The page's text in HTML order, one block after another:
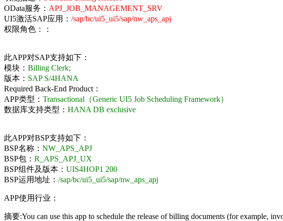
OData服务： APJ_JOB_MANAGEMENT_SRV
UI5激活SAP应用： /sap/bc/ui5_ui5/sap/nw_aps_apj
权限角色：：
此APP对SAP支持如下：
模块： Billing Clerk;
版本： SAP S/4HANA
Required Back-End Product：
APP类型： Transactional（Generic UI5 Job Scheduling Framework）
数据库支持类型： HANA DB exclusive
此APP对BSP支持如下：
BSP名称： NW_APS_APJ
BSP包： R_APS_APJ_UX
BSP组件及版本： UIS4HOP1 200
BSP运用地址： /sap/bc/ui5_ui5/sap/nw_aps_apj
APP使用行业：
摘要:You can use this app to schedule the release of billing documents (for example,